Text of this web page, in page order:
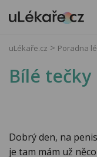
uLékaře.cz Poradna
Bílé tečky
Dobrý den, na
je tam mám už